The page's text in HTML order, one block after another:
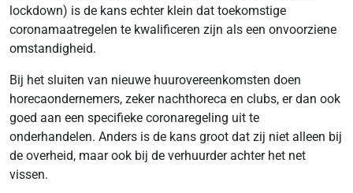
lockdown) is de kans echter klein dat toekomstige
coronamaatregelen te kwalificeren zijn als een onvoorziene
omstandigheid.
Bij het sluiten van nieuwe huurovereenkomsten doen
horecaondernemers, zeker nachthoreca en clubs, er dan ook
goed aan een specifieke coronaregeling uit te
onderhandelen. Anders is de kans groot dat zij niet alleen bij
de overheid, maar ook bij de verhuurder achter het net
vissen.